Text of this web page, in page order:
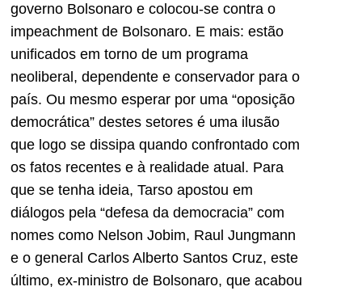
governo Bolsonaro e colocou-se contra o
impeachment de Bolsonaro. E mais: estão
unificados em torno de um programa
neoliberal, dependente e conservador para o
país. Ou mesmo esperar por uma “oposição
democrática” destes setores é uma ilusão
que logo se dissipa quando confrontado com
os fatos recentes e à realidade atual. Para
que se tenha ideia, Tarso apostou em
diálogos pela “defesa da democracia” com
nomes como Nelson Jobim, Raul Jungmann
e o general Carlos Alberto Santos Cruz, este
último, ex-ministro de Bolsonaro, que acabou